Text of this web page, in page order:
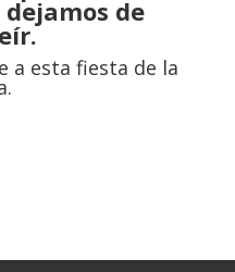
de
a esta fiesta de la